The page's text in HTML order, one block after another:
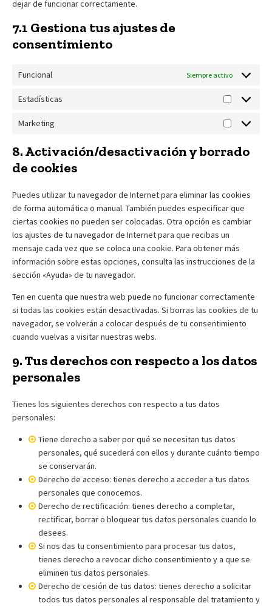
dejar de funcionar correctamente.
7.1 Gestiona tus ajustes de
consentimiento
Funcional Siempre activo
Estadísticas
Marketing
Marketing
8. Activación/desactivación y borrado
de cookies
Puedes utilizar tu navegador de Internet para eliminar las cookies
de forma automática o manual. También puedes especificar que
ciertas cookies no pueden ser colocadas. Otra opción es cambiar
los ajustes de tu navegador de Internet para que recibas un
mensaje cada vez que se coloca una cookie. Para obtener más
información sobre estas opciones, consulta las instrucciones de la
sección «Ayuda» de tu navegador.
Ten en cuenta que nuestra web puede no funcionar correctamente
si todas las cookies están desactivadas. Si borras las cookies de tu
navegador, se volverán a colocar después de tu consentimiento
cuando vuelvas a visitar nuestras webs.
9. Tus derechos con respecto a los datos
personales
Tienes los siguientes derechos con respecto a tus datos
personales:
Tiene derecho a saber por qué se necesitan tus datos
personales, qué sucederá con ellos y durante cuánto tiempo
se conservarán.
Derecho de acceso: tienes derecho a acceder a tus datos
personales que conocemos.
Derecho de rectificación: tienes derecho a completar,
rectificar, borrar o bloquear tus datos personales cuando lo
desees.
Si nos das tu consentimiento para procesar tus datos,
tienes derecho a revocar dicho consentimiento y a que se
eliminen tus datos personales.
Derecho de cesión de tus datos: tienes derecho a solicitar
todos tus datos personales al responsable del tratamiento y